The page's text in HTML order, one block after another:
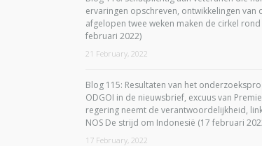
ervaringen opschreven, ontwikkelingen van
afgelopen twee weken maken de cirkel rond
februari 2022)
21 February, 2022
Blog 115: Resultaten van het
ODGOI in de nieuwsbrief, excuus van
regering neemt de verantwoordelijkheid,
NOS De strijd om Indonesië (17 februari
17 February, 2022